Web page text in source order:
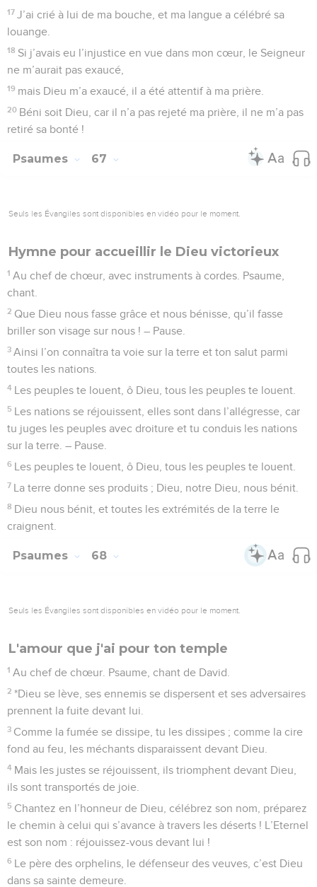
17 J’ai crié à lui de ma bouche, et ma langue a célébré sa
louange.
18 Si j’avais eu l’injustice en vue dans mon cœur, le Seigneur
ne m’aurait pas exaucé,
19 mais Dieu m’a exaucé, il a été attentif à ma prière.
20 Béni soit Dieu, car il n’a pas rejeté ma prière, il ne m’a pas
retiré sa bonté !
Psaumes 67
Seuls les Évangiles sont disponibles en vidéo pour le moment.
Hymne pour accueillir le Dieu victorieux
1 Au chef de chœur, avec instruments à cordes. Psaume,
chant.
2 Que Dieu nous fasse grâce et nous bénisse, qu’il fasse
briller son visage sur nous ! – Pause.
3 Ainsi l’on connaîtra ta voie sur la terre et ton salut parmi
toutes les nations.
4 Les peuples te louent, ô Dieu, tous les peuples te louent.
5 Les nations se réjouissent, elles sont dans l’allégresse, car
tu juges les peuples avec droiture et tu conduis les nations
sur la terre. – Pause.
6 Les peuples te louent, ô Dieu, tous les peuples te louent.
7 La terre donne ses produits ; Dieu, notre Dieu, nous bénit.
8 Dieu nous bénit, et toutes les extrémités de la terre le
craignent.
Psaumes 68
Seuls les Évangiles sont disponibles en vidéo pour le moment.
L'amour que j'ai pour ton temple
1 Au chef de chœur. Psaume, chant de David.
2 *Dieu se lève, ses ennemis se dispersent et ses adversaires
prennent la fuite devant lui.
3 Comme la fumée se dissipe, tu les dissipes ; comme la cire
fond au feu, les méchants disparaissent devant Dieu.
4 Mais les justes se réjouissent, ils triomphent devant Dieu,
ils sont transportés de joie.
5 Chantez en l’honneur de Dieu, célébrez son nom, préparez
le chemin à celui qui s’avance à travers les déserts ! L’Eternel
est son nom : réjouissez-vous devant lui !
6 Le père des orphelins, le défenseur des veuves, c’est Dieu
dans sa sainte demeure.